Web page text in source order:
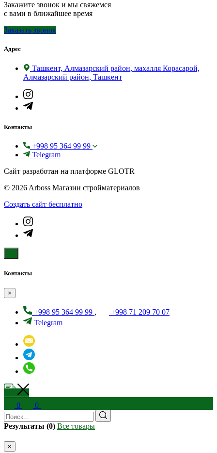
Закажите звонок и мы свяжемся
с вами в ближайшее время
Заказать звонок
Адрес
Ташкент, Алмазарский район, махалля Корасарой,
Алмазарский район, Ташкент
Контакты
+998 95 364 99 99
Telegram
Сайт разработан на платформе GLOTR
© 2026 Arboss Магазин стройматериалов
Создать cайт бесплатно
Контакты
×
+998 95 364 99 99 ,
+998 71 209 70 07
Telegram
0 0
Результаты (0) Все товары
×